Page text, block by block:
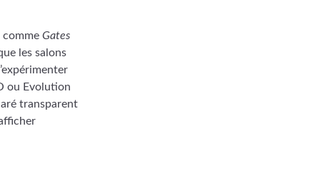
Gates
les salons
ou Evolution
transparent